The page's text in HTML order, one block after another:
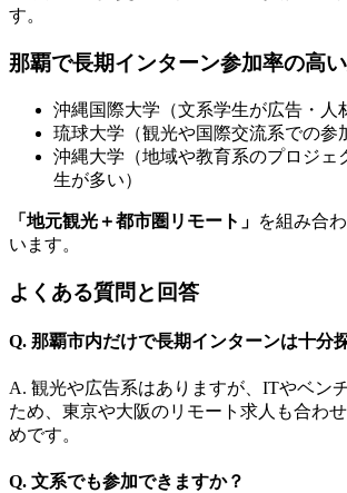
す。
那覇で長期インターン参加率の高
沖縄国際大学（文系学生が広告・人
琉球大学（観光や国際交流系での参
沖縄大学（地域や教育系のプロジェ
生が多い）
「地元観光＋都市圏リモート」 を組み合
います。
よくある質問と回答
Q. 那覇市内だけで長期インターンは十分
A. 観光や広告系はありますが、ITやベン
ため、東京や大阪のリモート求人も合わ
めです。
Q. 文系でも参加できますか？